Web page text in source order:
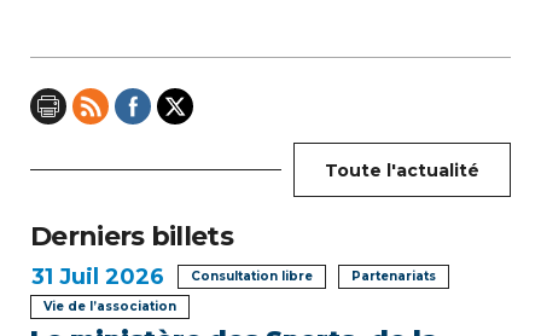
o
n
d
e
l
’
Toute l'actualité
Derniers billets
31 Juil 2026 Consultation libre
Partenariats
Vie de l’association